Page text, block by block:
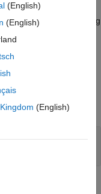
a prerequisite
checks before checking
(English)
(English)
(English)